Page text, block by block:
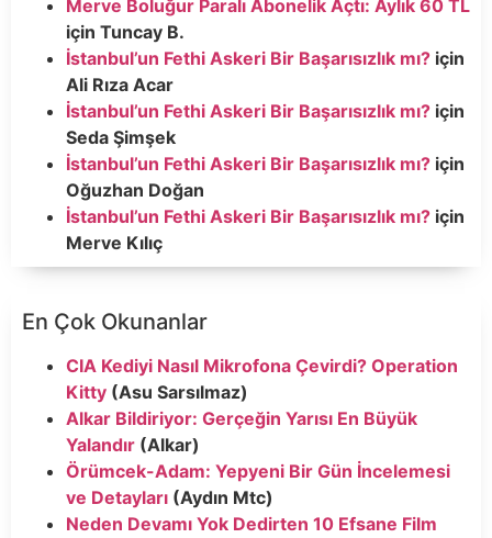
Merve Boluğur Paralı Abonelik Açtı: Aylık 60 TL
için Tuncay B.
İstanbul’un Fethi Askeri Bir Başarısızlık mı? için
Ali Rıza Acar
İstanbul’un Fethi Askeri Bir Başarısızlık mı? için
Seda Şimşek
İstanbul’un Fethi Askeri Bir Başarısızlık mı? için
Oğuzhan Doğan
İstanbul’un Fethi Askeri Bir Başarısızlık mı? için
Merve Kılıç
En Çok Okunanlar
CIA Kediyi Nasıl Mikrofona Çevirdi? Operation
Kitty (Asu Sarsılmaz)
Alkar Bildiriyor: Gerçeğin Yarısı En Büyük
Yalandır (Alkar)
Örümcek-Adam: Yepyeni Bir Gün İncelemesi
ve Detayları (Aydın Mtc)
Neden Devamı Yok Dedirten 10 Efsane Film